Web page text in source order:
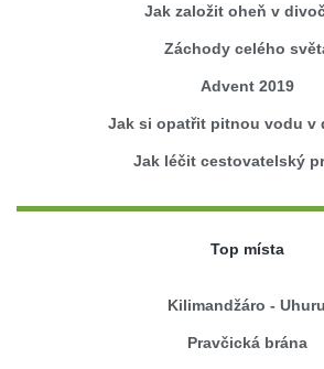
Jak založit oheň v
Záchody celého
Advent 2019
Jak si opatřit pitnou vodu v
Jak léčit cestovatelský
Top místa
Kilimandžáro - Uhuru
Pravčická brána